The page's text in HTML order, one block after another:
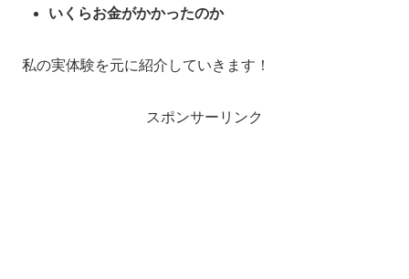
いくらお金がかかったのか
私の実体験を元に紹介していきます！
スポンサーリンク